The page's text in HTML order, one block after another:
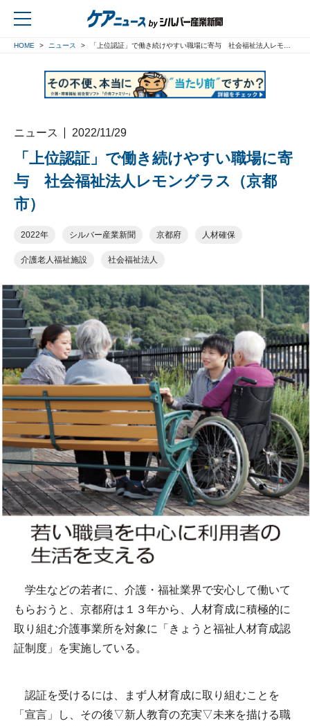
HOME ニュース 「上位認証」で働き続けやすい職場に寄与 社会福祉法人レモングラス（京都市）
ニュース 2022/11/29
「上位認証」で働き続けやすい職場に寄
与 社会福祉法人レモングラス（京都
市）
2022年 シルバー産業新聞 京都府 人材確保
介護老人福祉施設 社会福祉法人
学生などの若者に、介護・福祉業界で安心して働いて
もらおうと、京都府は１３年から、人材育成に積極的に
取り組む介護事業所を対象に「きょうと福祉人材育成認
証制度」を実施している。
認証を受けるには、まず人材育成に取り組むことを
「宣言」し、その後▽新人教育の充実▽未来を描ける職